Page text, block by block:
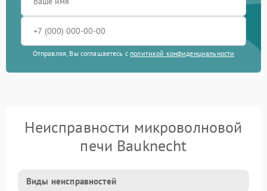
Отправляя, Вы соглашаетесь с политикой конфиденциальности
Неисправности микроволновой
печи Bauknecht
Виды неисправностей